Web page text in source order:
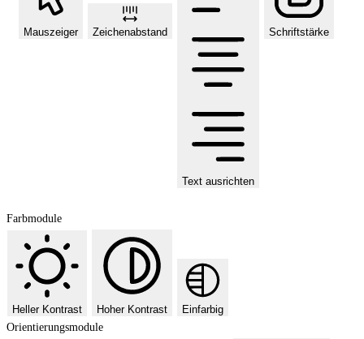
Mauszeiger Zeichenabstand
Text ausrichten
Schriftstärke
Farbmodule
Heller Kontrast Hoher Kontrast
Einfarbig
Orientierungsmodule